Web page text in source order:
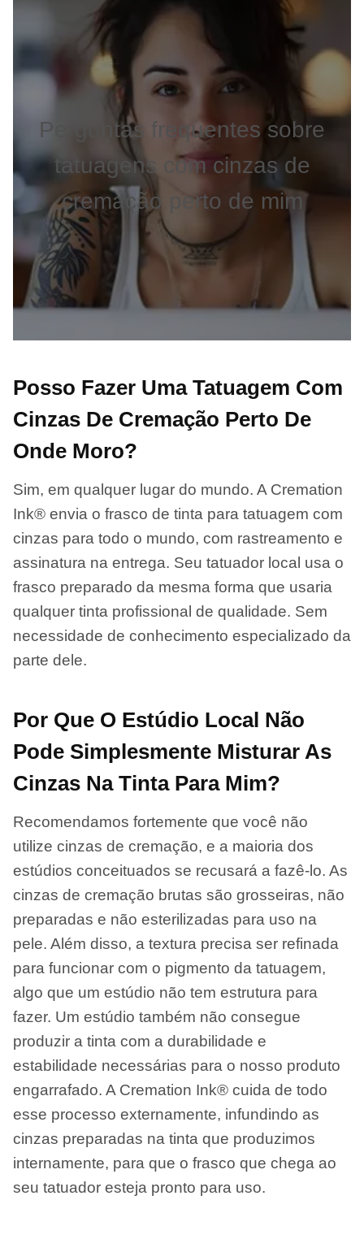
Perguntas frequentes sobre
tatuagens com cinzas de
cremação perto de mim
Posso Fazer Uma Tatuagem Com
Cinzas De Cremação Perto De
Onde Moro?
Sim, em qualquer lugar do mundo. A Cremation
Ink® envia o frasco de tinta para tatuagem com
cinzas para todo o mundo, com rastreamento e
assinatura na entrega. Seu tatuador local usa o
frasco preparado da mesma forma que usaria
qualquer tinta profissional de qualidade. Sem
necessidade de conhecimento especializado da
parte dele.
Por Que O Estúdio Local Não
Pode Simplesmente Misturar As
Cinzas Na Tinta Para Mim?
Recomendamos fortemente que você não
utilize cinzas de cremação, e a maioria dos
estúdios conceituados se recusará a fazê-lo. As
cinzas de cremação brutas são grosseiras, não
preparadas e não esterilizadas para uso na
pele. Além disso, a textura precisa ser refinada
para funcionar com o pigmento da tatuagem,
algo que um estúdio não tem estrutura para
fazer. Um estúdio também não consegue
produzir a tinta com a durabilidade e
estabilidade necessárias para o nosso produto
engarrafado. A Cremation Ink® cuida de todo
esse processo externamente, infundindo as
cinzas preparadas na tinta que produzimos
internamente, para que o frasco que chega ao
seu tatuador esteja pronto para uso.